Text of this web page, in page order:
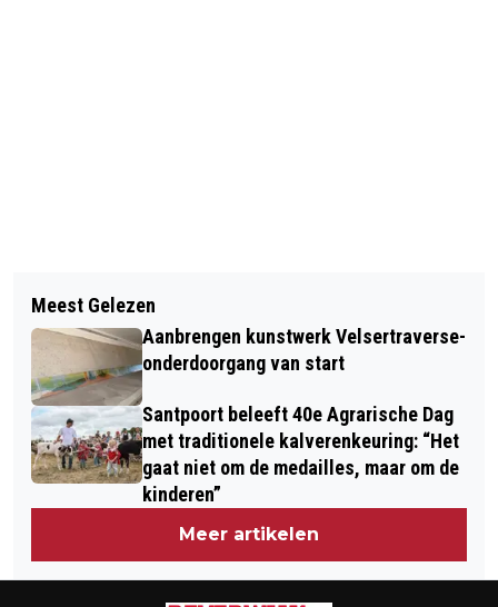
BETREKKEN BIJ GROEN FONDS
STEUNT 43 GROENE
VRIJWILLIGERSPROJECTEN IN
NOORD-HOLLAND
DE 3JS MET JUBILEUMSHOW VAN 15
JAAR 3JS IN KENNEMER THEATER
Meest Gelezen
Aanbrengen kunstwerk Velsertraverse-
onderdoorgang van start
Santpoort beleeft 40e Agrarische Dag
met traditionele kalverenkeuring: “Het
gaat niet om de medailles, maar om de
kinderen”
Meer artikelen